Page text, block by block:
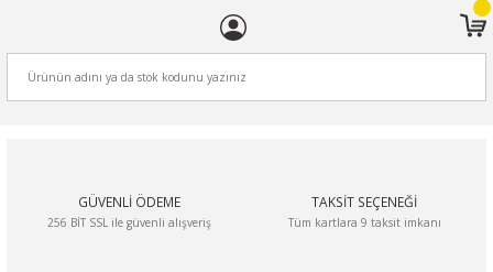
GÜVENLİ ÖDEME
256 BİT SSL ile güvenli alışveriş
TAKSİT SEÇENEĞİ
Tüm kartlara 9 taksit imkanı